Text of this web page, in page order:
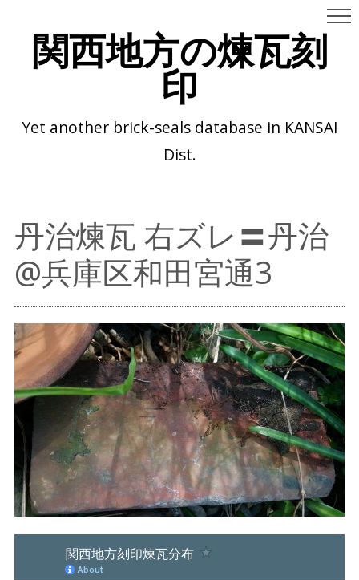
関西地方の煉瓦刻
印
Yet another brick-seals database in KANSAI
Dist.
丹治煉瓦 右ズレ〓丹治
@兵庫区和田宮通3